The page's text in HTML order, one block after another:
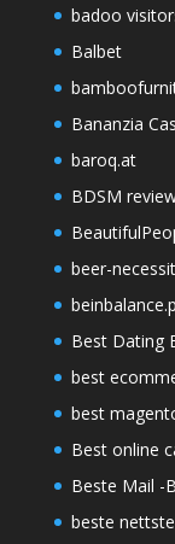
badoo
Balbet
Bananzia
baroq.at
BDSM
beer-
Best Dating
best
best
Best online
Beste Mail -
beste